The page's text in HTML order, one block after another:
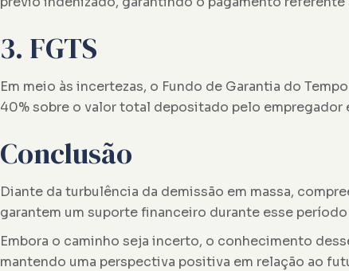
3. FGTS
Em meio às incertezas, o Fundo de Garantia do
40% sobre o valor total depositado pelo
Conclusão
Diante da turbulência da demissão em massa,
garantem um suporte financeiro durante esse
Embora o caminho seja incerto, o conhecimento
mantendo uma perspectiva positiva em relação ao